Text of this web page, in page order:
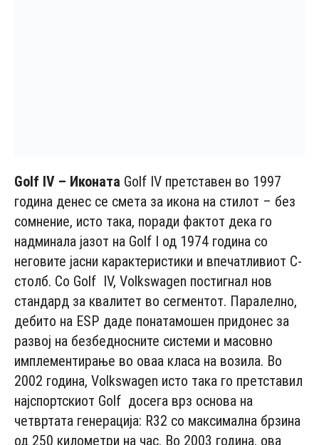
Golf IV – Иконата Golf IV претставен во 1997
година денес се смета за икона на стилот – без
сомнение, исто така, поради фактот дека го
надминала јазот на Golf I од 1974 година со
неговите јасни карактеристики и впечатливиот C-
столб. Со Golf IV, Volkswagen постигнал нов
стандард за квалитет во сегментот. Паралелно,
дебито на ESP даде понатамошен придонес за
развој на безбедносните системи и масовно
имплементирање во оваа класа на возила. Во
2002 година, Volkswagen исто така го претставил
најспортскиот Golf досега врз основа на
четвртата генерација: R32 со максимална брзина
од 250 километри на час. Во 2003 година, ова